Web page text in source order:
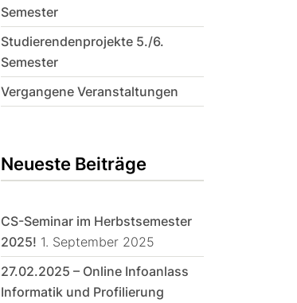
Semester
Studierendenprojekte 5./6.
Semester
Vergangene Veranstaltungen
Neueste Beiträge
CS-Seminar im Herbstsemester
2025! 1. September 2025
27.02.2025 – Online Infoanlass
Informatik und Profilierung